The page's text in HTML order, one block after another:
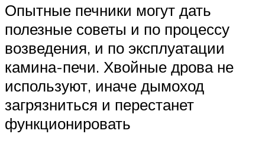
Опытные печники могут дать
полезные советы и по процессу
возведения, и по эксплуатации
камина-печи. Хвойные дрова не
используют, иначе дымоход
загрязниться и перестанет
функционировать